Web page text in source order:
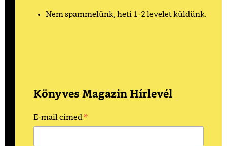
Nem spammelünk, heti 1-2 levelet küldünk.
Könyves Magazin Hírlevél
E-mail címed *